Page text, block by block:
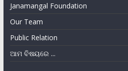
Janamangal Foundation
Our Team
Public Relation
ଆମ ବିଷୟରେ ...